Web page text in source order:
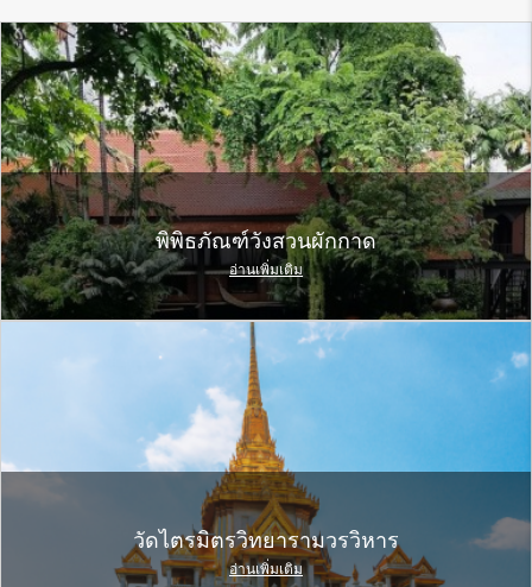
พิพิธภัณฑ์วังสวนผักกาด
อ่านเพิ่มเติม
วัดไตรมิตรวิทยารามวรวิหาร
อ่านเพิ่มเติม